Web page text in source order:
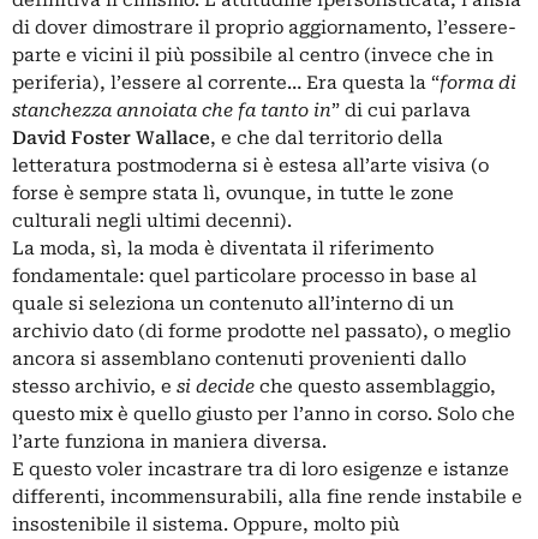
di dover dimostrare il proprio aggiornamento, l’essere-
parte e vicini il più possibile al centro (invece che in
periferia), l’essere al corrente… Era questa la “forma di
stanchezza annoiata che fa tanto in” di cui parlava
David Foster Wallace, e che dal territorio della
letteratura postmoderna si è estesa all’arte visiva (o
forse è sempre stata lì, ovunque, in tutte le zone
culturali negli ultimi decenni).
La moda, sì, la moda è diventata il riferimento
fondamentale: quel particolare processo in base al
quale si seleziona un contenuto all’interno di un
archivio dato (di forme prodotte nel passato), o meglio
ancora si assemblano contenuti provenienti dallo
stesso archivio, e si decide che questo assemblaggio,
questo mix è quello giusto per l’anno in corso. Solo che
l’arte funziona in maniera diversa.
E questo voler incastrare tra di loro esigenze e istanze
differenti, incommensurabili, alla fine rende instabile e
insostenibile il sistema. Oppure, molto più